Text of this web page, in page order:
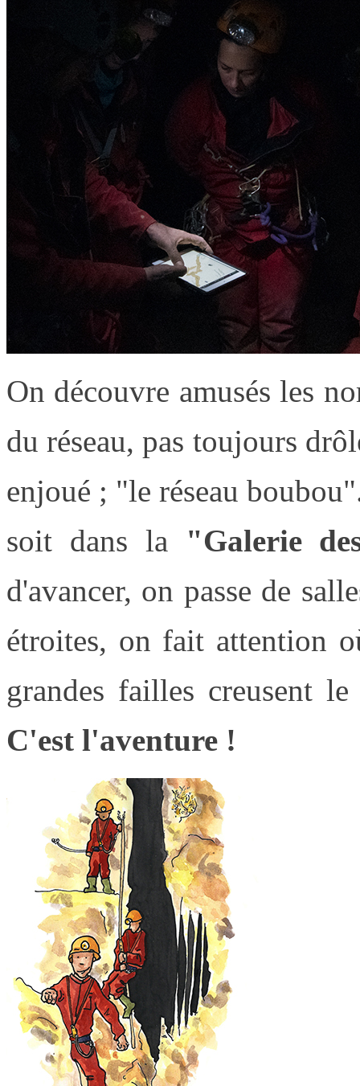
On découvre amusés les
du réseau, pas toujours
enjoué ; "le réseau
soit dans la "Galerie
d'avancer, on passe de
étroites, on fait attention
grandes failles creusent
C'est l'aventure !